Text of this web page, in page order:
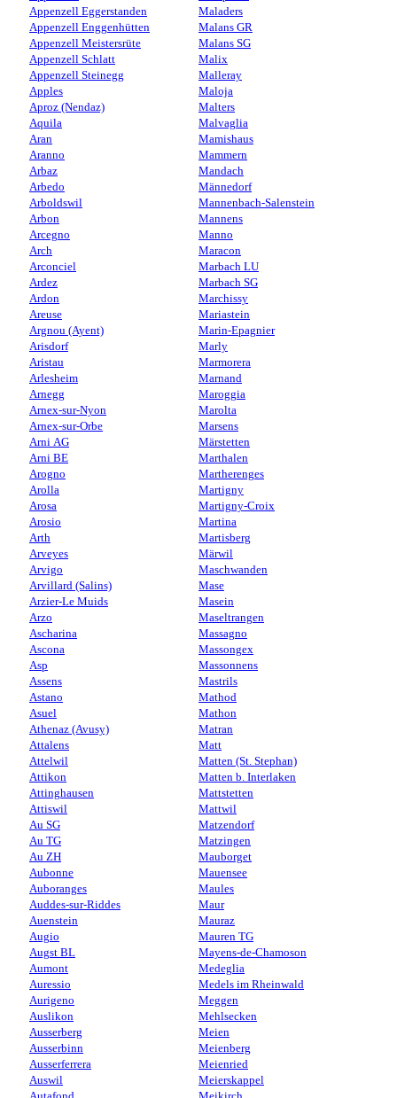
Appenzell Eggerstanden
Appenzell Enggenhütten
Appenzell Meistersrüte
Appenzell Schlatt
Appenzell Steinegg
Apples
Aproz (Nendaz)
Aquila
Aran
Aranno
Arbaz
Arbedo
Arboldswil
Arbon
Arcegno
Arch
Arconciel
Ardez
Ardon
Areuse
Argnou (Ayent)
Arisdorf
Aristau
Arlesheim
Arnegg
Arnex-sur-Nyon
Arnex-sur-Orbe
Arni AG
Arni BE
Arogno
Arolla
Arosa
Arosio
Arth
Arveyes
Arvigo
Arvillard (Salins)
Arzier-Le Muids
Arzo
Ascharina
Ascona
Asp
Assens
Astano
Asuel
Athenaz (Avusy)
Attalens
Attelwil
Attikon
Attinghausen
Attiswil
Au SG
Au TG
Au ZH
Aubonne
Auboranges
Auddes-sur-Riddes
Auenstein
Augio
Augst BL
Aumont
Auressio
Aurigeno
Auslikon
Ausserberg
Ausserbinn
Ausserferrera
Auswil
Maladers
Malans GR
Malans SG
Malix
Malleray
Maloja
Malters
Malvaglia
Mamishaus
Mammern
Mandach
Männedorf
Mannenbach-Salenstein
Mannens
Manno
Maracon
Marbach LU
Marbach SG
Marchissy
Mariastein
Marin-Epagnier
Marly
Marmorera
Marnand
Maroggia
Marolta
Marsens
Märstetten
Marthalen
Martherenges
Martigny
Martigny-Croix
Martina
Martisberg
Märwil
Maschwanden
Mase
Masein
Maseltrangen
Massagno
Massongex
Massonnens
Mastrils
Mathod
Mathon
Matran
Matt
Matten (St. Stephan)
Matten b. Interlaken
Mattstetten
Mattwil
Matzendorf
Matzingen
Mauborget
Mauensee
Maules
Maur
Mauraz
Mauren TG
Mayens-de-Chamoson
Medeglia
Medels im Rheinwald
Meggen
Mehlsecken
Meien
Meienberg
Meienried
Meierskappel